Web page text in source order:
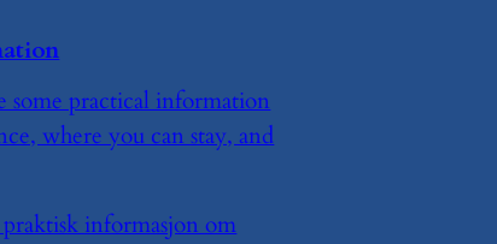
some practical information
where you can stay, and
informasjon om